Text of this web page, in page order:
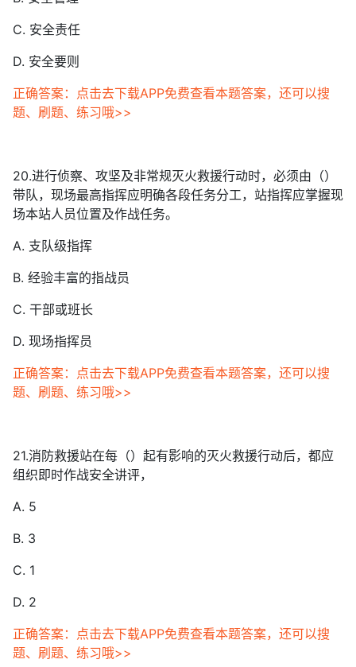
C. 安全责任
D. 安全要则
正确答案：点击去下载APP免费查看本题答案，还可以搜
题、刷题、练习哦>>
20.进行侦察、攻坚及非常规灭火救援行动时，必须由（）
带队，现场最高指挥应明确各段任务分工，站指挥应掌握现
场本站人员位置及作战任务。
A. 支队级指挥
B. 经验丰富的指战员
C. 干部或班长
D. 现场指挥员
正确答案：点击去下载APP免费查看本题答案，还可以搜
题、刷题、练习哦>>
21.消防救援站在每（）起有影响的灭火救援行动后，都应
组织即时作战安全讲评，
A. 5
B. 3
C. 1
D. 2
正确答案：点击去下载APP免费查看本题答案，还可以搜
题、刷题、练习哦>>